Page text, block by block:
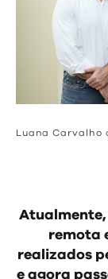
Luana Carvalho
remota
realizados
e agora